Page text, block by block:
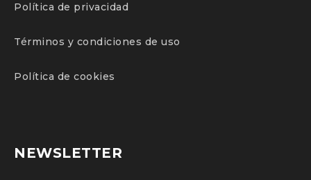
Política de privacidad
Términos y condiciones de uso
Política de cookies
NEWSLETTER